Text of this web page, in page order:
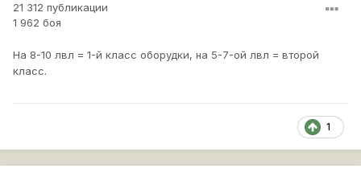
21 312 публикации
1 962 боя
На 8-10 лвл = 1-й класс оборудки, на 5-7-ой лвл = второй
класс.
1